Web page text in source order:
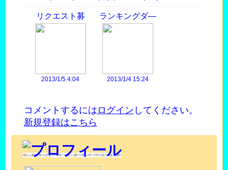
リクエスト募
2013/1/5 4:04
ランキングダ―
2013/1/4 15:24
コメントするには ログイン してください。
新規登録はこちら